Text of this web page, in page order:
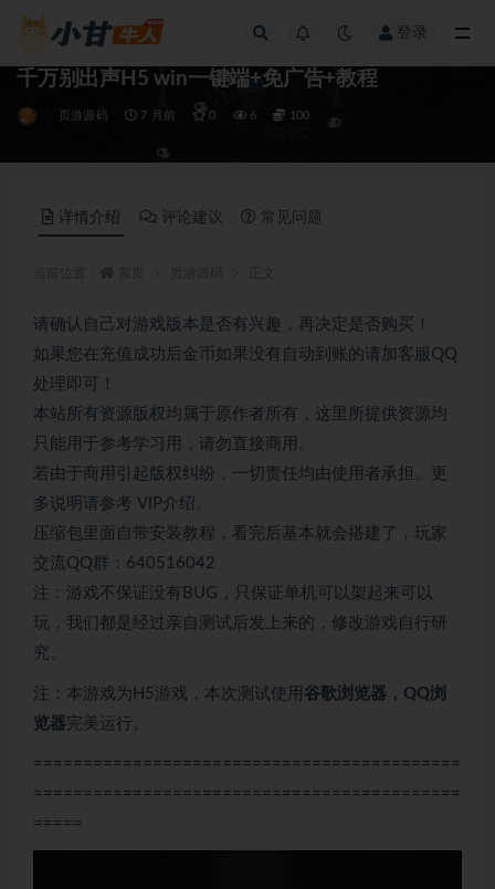
登录
千万别出声H5 win一键端+免广告+教程
页游源码 7 月前 0 6 100
详情介绍 评论建议 常见问题
请确认自己对游戏版本是否有兴趣，再决定是否购买！
如果您在充值成功后金币如果没有自动到账的请加客服QQ
处理即可！
本站所有资源版权均属于原作者所有，这里所提供资源均
只能用于参考学习用，请勿直接商用。
若由于商用引起版权纠纷，一切责任均由使用者承担。更
多说明请参考 VIP介绍。
压缩包里面自带安装教程，看完后基本就会搭建了，玩家
交流QQ群：640516042
注：游戏不保证没有BUG，只保证单机可以架起来可以
玩，我们都是经过亲自测试后发上来的，修改游戏自行研
究。
注：本游戏为H5游戏，本次测试使用 谷歌浏览器，QQ浏
览器完美运行。
===========================================
===========================================
=====